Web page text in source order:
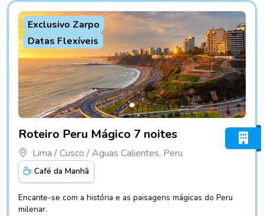
Exclusivo Zarpo
Datas Flexíveis
Roteiro Peru Mágico 7 noites
Lima / Cusco / Aguas Calientes, Peru
Café da Manhã
Encante-se com a história e as paisagens mágicas do Peru
milenar.